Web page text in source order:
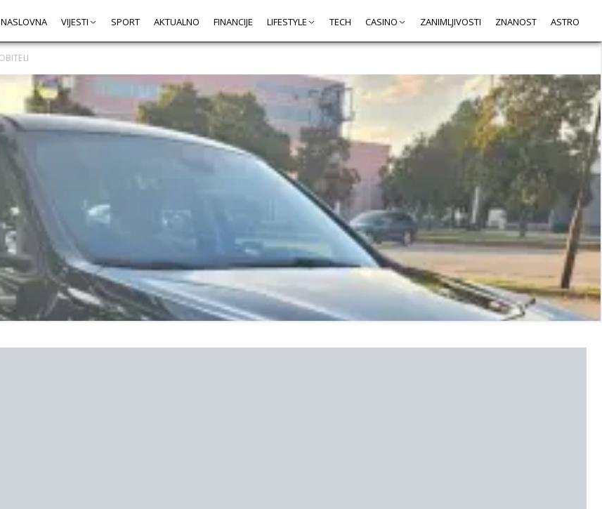
NASLOVNA VIJESTI SPORT AKTUALNO FINANCIJE LIFESTYLE TECH CASINO ZANIMLJIVOSTI ZNANOST ASTRO